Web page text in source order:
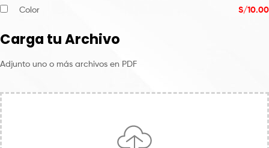
Color S/10.00
Carga tu Archivo
Adjunto uno o más archivos en PDF